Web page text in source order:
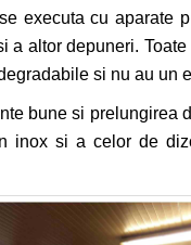
executa cu aparate
altor depuneri.
si nu au un
bune si prelungirea
inox si a celor de